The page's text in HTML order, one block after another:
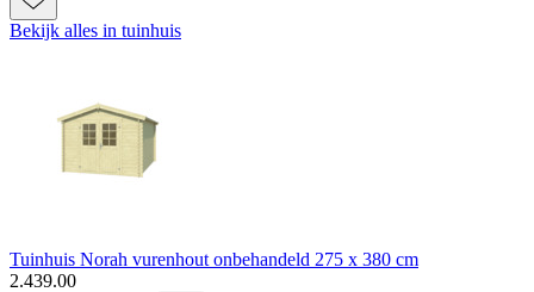
Bekijk alles in tuinhuis
Tuinhuis Norah vurenhout onbehandeld 275 x 380 cm
2.439.00